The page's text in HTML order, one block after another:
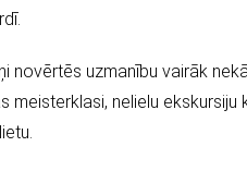
novērtēs uzmanību vairāk
meisterklasi, nelielu